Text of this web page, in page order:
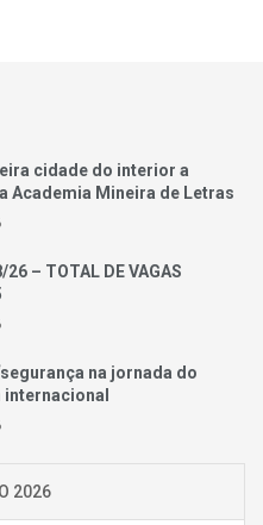
cidade do interior a
Academia Mineira de Letras
26 – TOTAL DE VAGAS
na jornada do
internacional
2026